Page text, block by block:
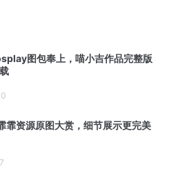
图包奉上，喵小吉作品完整版
霏资源原图大赏，细节展示更完美